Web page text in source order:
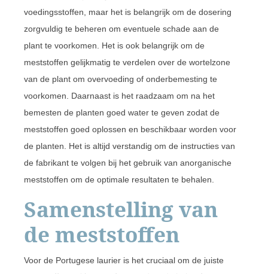
voedingsstoffen, maar het is belangrijk om de dosering
zorgvuldig te beheren om eventuele schade aan de
plant te voorkomen. Het is ook belangrijk om de
meststoffen gelijkmatig te verdelen over de wortelzone
van de plant om overvoeding of onderbemesting te
voorkomen. Daarnaast is het raadzaam om na het
bemesten de planten goed water te geven zodat de
meststoffen goed oplossen en beschikbaar worden voor
de planten. Het is altijd verstandig om de instructies van
de fabrikant te volgen bij het gebruik van anorganische
meststoffen om de optimale resultaten te behalen.
Samenstelling van
de meststoffen
Voor de Portugese laurier is het cruciaal om de juiste